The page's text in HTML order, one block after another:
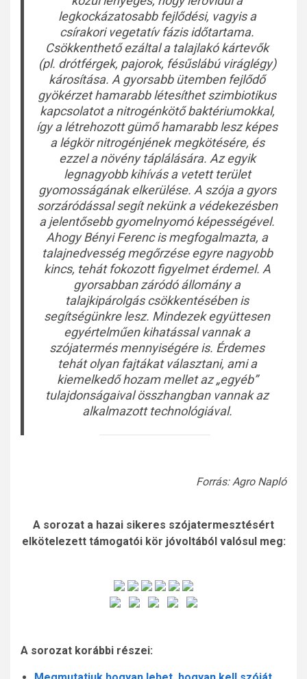
legkockázatosabb fejlődési, vagyis a
csírakori vegetatív fázis időtartama.
Csökkenthető ezáltal a talajlakó kártevők
(pl. drótférgek, pajorok, fésűslábú viráglégy)
károsítása. A gyorsabb ütemben fejlődő
gyökérzet hamarabb létesíthet szimbiotikus
kapcsolatot a nitrogénkötő baktériumokkal,
így a létrehozott gümő hamarabb lesz képes
a légkör nitrogénjének megkötésére, és
ezzel a növény táplálására. Az egyik
legnagyobb kihívás a vetett terület
gyomosságának elkerülése. A szója a gyors
sorzáródással segít nekünk a védekezésben
a jelentősebb gyomelnyomó képességével.
Ahogy Bényi Ferenc is megfogalmazta, a
talajnedvesség megőrzése egyre nagyobb
kincs, tehát fokozott figyelmet érdemel. A
gyorsabban záródó állomány a
talajkipárolgás csökkentésében is
segítségünkre lesz. Mindezek együttesen
egyértelműen kihatással vannak a
szójatermés mennyiségére is. Érdemes
tehát olyan fajtákat választani, ami a
kiemelkedő hozam mellet az „egyéb”
tulajdonságaival összhangban vannak az
alkalmazott technológiával.
Forrás: Agro Napló
A sorozat a hazai sikeres szójatermesztésért
elkötelezett támogatói kör jóvoltából valósul meg:
A sorozat korábbi részei: